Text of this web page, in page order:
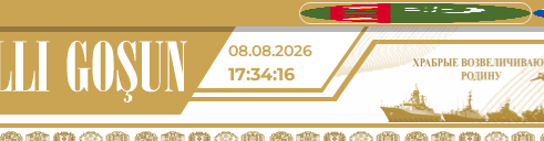
08.08.2026
17:34:17